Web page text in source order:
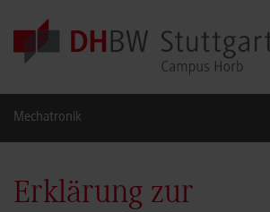
Skip to main content
Mechatronik
Erklärung zur